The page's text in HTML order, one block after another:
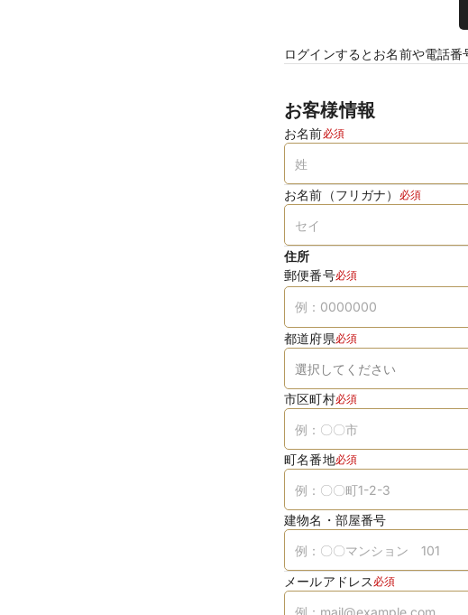
ログインするとお名前や電話番
お客様情報
お名前必須
お名前（フリガナ） 必須
住所
郵便番号必須
都道府県必須
市区町村必須
町名番地必須
建物名・部屋番号
メールアドレス 必須